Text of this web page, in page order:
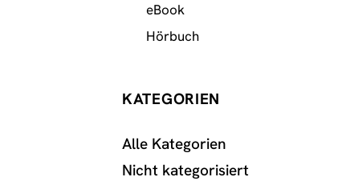
eBook
Hörbuch
KATEGORIEN
Alle Kategorien
Nicht kategorisiert